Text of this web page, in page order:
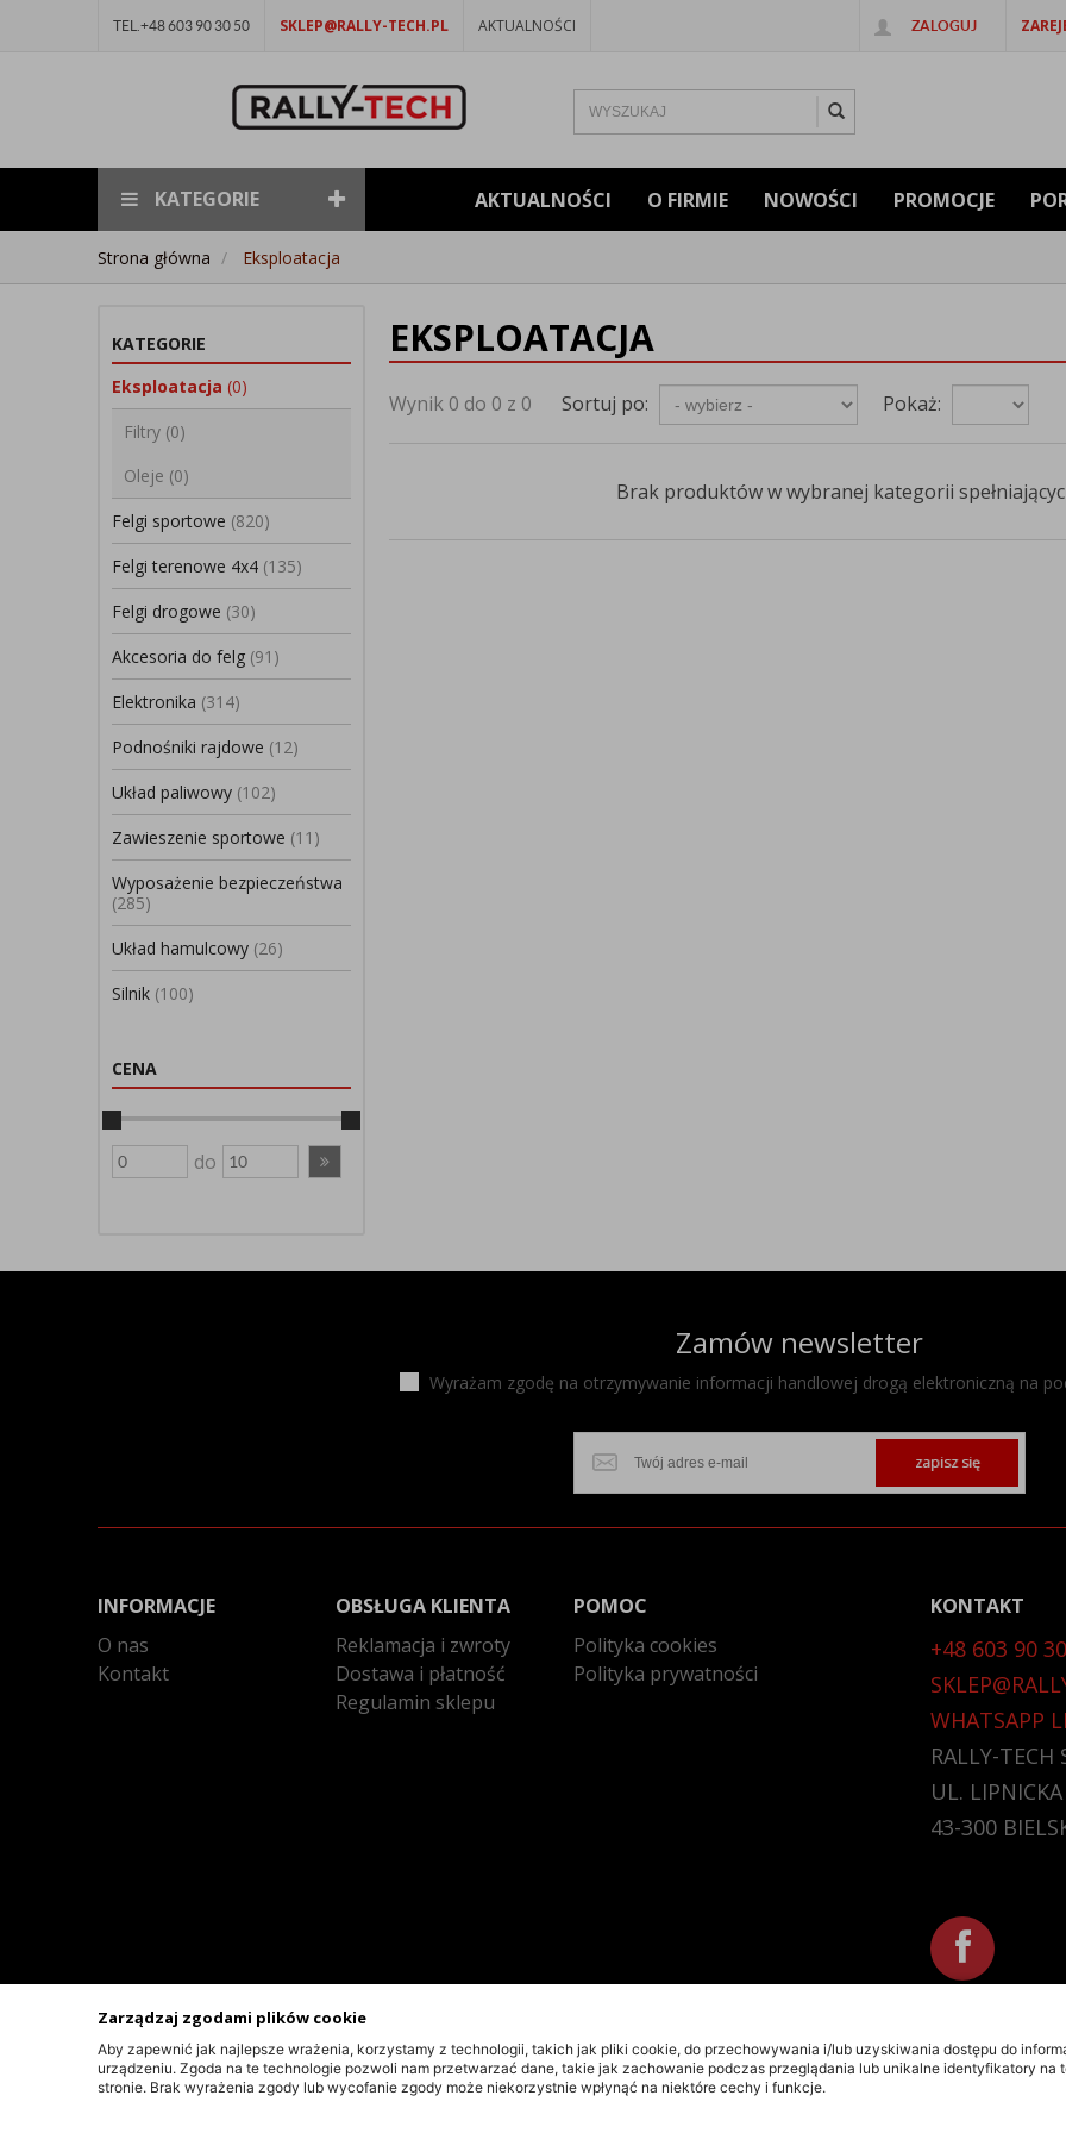
Zarządzaj zgodami plików cookie
Aby zapewnić jak najlepsze wrażenia, korzystamy z technologii, takich jak pliki cookie, do przechowywania i/lub uzyskiwania dostępu do
urządzeniu. Zgoda na te technologie pozwoli nam przetwarzać dane, takie jak zachowanie podczas przeglądania lub unikalne identyfikatory na
stronie. Brak wyrażenia zgody lub wycofanie zgody może niekorzystnie wpłynąć na niektóre cechy i funkcje.
TEL.+48 603 90 30 50 SKLEP@RALLY-TECH.PL AKTUALNOŚCI ZALOGUJ
KATEGORIE AKTUALNOŚCI O FIRMIE NOWOŚCI PROMOCJE
Strona główna Eksploatacja
KATEGORIE
Eksploatacja (0)
Filtry (0)
Oleje (0)
Felgi sportowe (820)
Felgi terenowe 4x4 (135)
Felgi drogowe (30)
Akcesoria do felg (91)
Elektronika (314)
Podnośniki rajdowe (12)
Układ paliwowy (102)
Zawieszenie sportowe (11)
Wyposażenie bezpieczeństwa
(285)
Układ hamulcowy (26)
Silnik (100)
CENA
do
EKSPLOATACJA
Wynik 0 do 0 z 0 Sortuj po: Pokaż:
Brak produktów w wybranej kategorii
Zamów newsletter
Wyrażam zgodę na otrzymywanie informacji handlowej drogą elektroniczną na
zapisz się
INFORMACJE
O nas
Kontakt
OBSŁUGA KLIENTA
Reklamacja i zwroty
Dostawa i płatność
Regulamin sklepu
POMOC
Polityka cookies
Polityka prywatności
KONTAKT
+48 603 90
WHATSAPP
RALLY-TECH
UL.
43-300
© 2026 RALLY-TECH.PL
PROJEKT I OPROGRAMOWANIE SKLEPU:EBEXO